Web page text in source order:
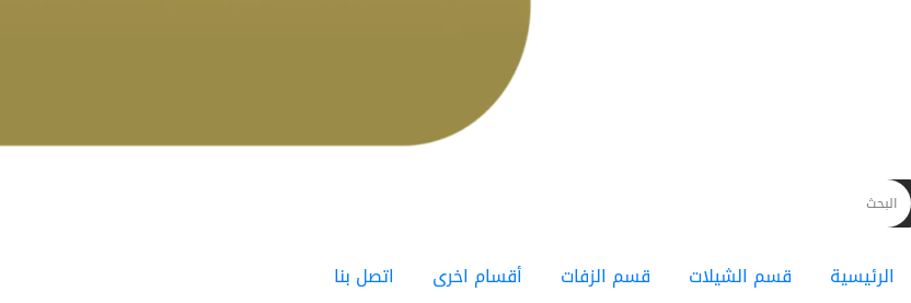
الرئيسية قسم الشيلات قسم الزفات أقسام اخرى اتصل بنا